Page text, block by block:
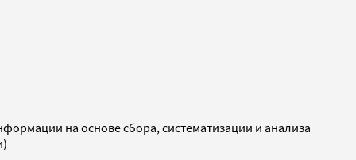
на основе сбора, систематизации и анализа